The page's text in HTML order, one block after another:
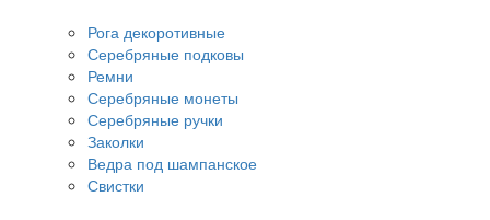
Рога декоротивные
Серебряные подковы
Ремни
Серебряные монеты
Серебряные ручки
Заколки
Ведра под шампанское
Свистки